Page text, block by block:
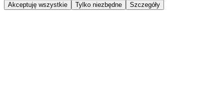
Akceptuję wszystkie Tylko niezbędne Szczegóły